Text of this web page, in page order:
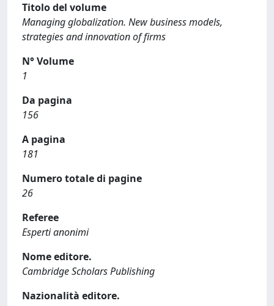
Titolo del volume
Managing globalization. New business models,
strategies and innovation of firms
N° Volume
1
Da pagina
156
A pagina
181
Numero totale di pagine
26
Referee
Esperti anonimi
Nome editore.
Cambridge Scholars Publishing
Nazionalità editore.